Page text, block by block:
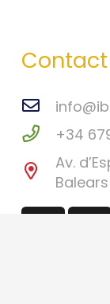
Contact
+34
Av.
Balears